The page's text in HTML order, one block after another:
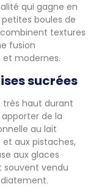
qui gagne en
boules de
textures
fusion
et modernes.
sucrées
très haut durant
de la
au lait
aux pistaches,
aux glaces
souvent vendu